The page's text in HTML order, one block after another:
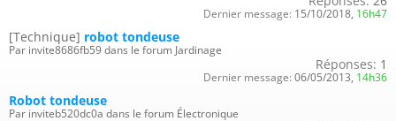
Dernier message: 15/10/2018, 16h47
[Technique] robot tondeuse
Par invite8686fb59 dans le forum Jardinage
Réponses: 1
Dernier message: 06/05/2013, 14h36
Robot tondeuse
Par inviteb520dc0a dans le forum Électronique